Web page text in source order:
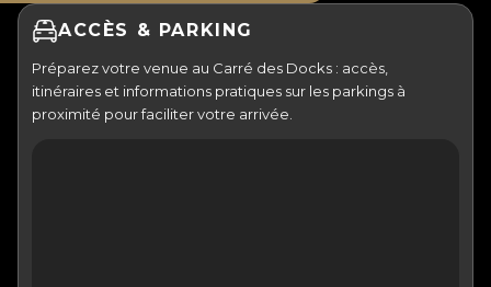
ACCÈS & PARKING
Préparez votre venue au Carré des Docks : accès,
itinéraires et informations pratiques sur les parkings à
proximité pour faciliter votre arrivée.